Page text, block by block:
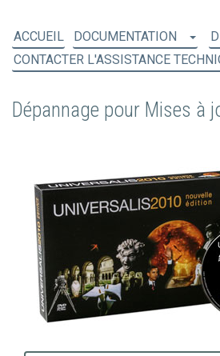
ACCUEIL DOCUMENTATION
CONTACTER L'ASSISTANCE
Dépannage pour Mises à